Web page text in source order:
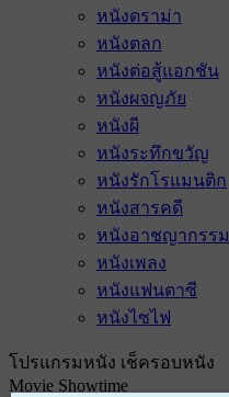
หนังดราม่า
หนังตลก
หนังต่อสู้แอกชัน
หนังผจญภัย
หนังผี
หนังระทึกขวัญ
หนังรักโรแมนติก
หนังสารคดี
หนังอาชญากรรม
หนังเพลง
หนังแฟนตาซี
หนังไซไฟ
โปรแกรมหนัง เช็ครอบหนัง
Movie Showtime